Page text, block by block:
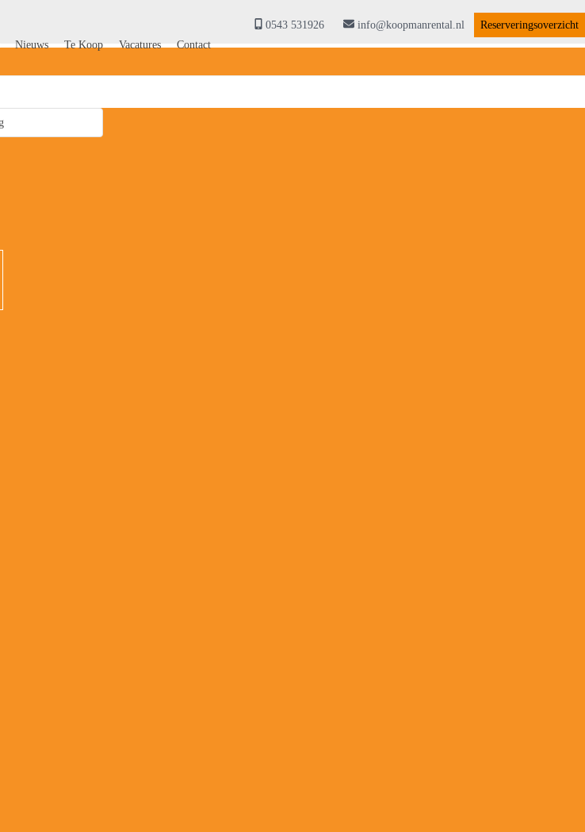
0543 531926 info@koopmanrental.nl
Reserveringsoverzicht
Nieuws Te Koop Vacatures Contact